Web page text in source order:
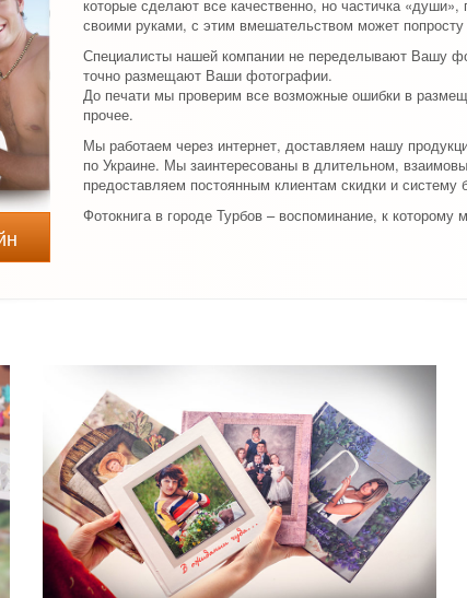
которые сделают все качественно, но частичка
своими руками, с этим вмешательством может попросту
Специалисты нашей компании не переделывают Вашу
точно размещают Ваши фотографии.
До печати мы проверим все возможные ошибки в
прочее.
Мы работаем через интернет, доставляем нашу
по Украине. Мы заинтересованы в длительном,
предоставляем постоянным клиентам скидки и систему
Фотокнига в городе Турбов – воспоминание, к которому